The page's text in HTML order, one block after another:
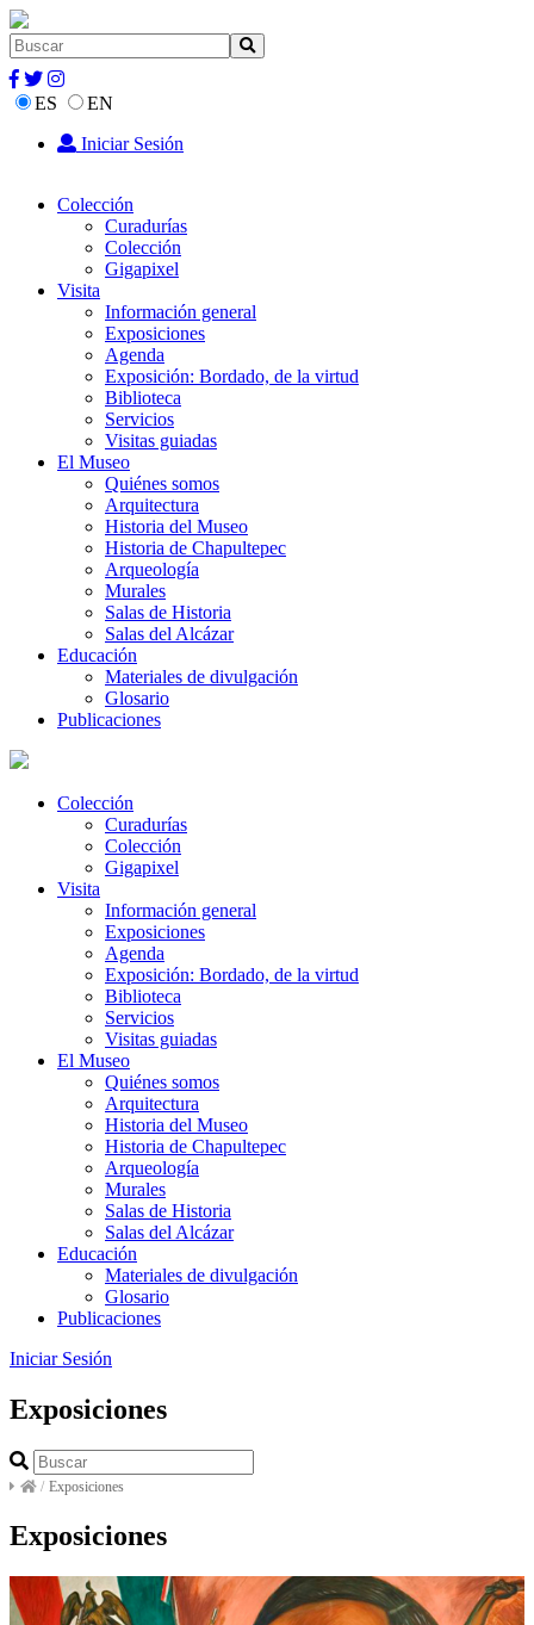
ES
EN
Iniciar Sesión
Colección
Curadurías
Colección
Gigapixel
Visita
Información general
Exposiciones
Agenda
Exposición: Bordado, de la virtud
Biblioteca
Servicios
Visitas guiadas
El Museo
Quiénes somos
Arquitectura
Historia del Museo
Historia de Chapultepec
Arqueología
Murales
Salas de Historia
Salas del Alcázar
Educación
Materiales de divulgación
Glosario
Publicaciones
Colección
Curadurías
Colección
Gigapixel
Visita
Información general
Exposiciones
Agenda
Exposición: Bordado, de la virtud
Biblioteca
Servicios
Visitas guiadas
El Museo
Quiénes somos
Arquitectura
Historia del Museo
Historia de Chapultepec
Arqueología
Murales
Salas de Historia
Salas del Alcázar
Educación
Materiales de divulgación
Glosario
Publicaciones
Iniciar Sesión
Exposiciones
/ Exposiciones
Exposiciones